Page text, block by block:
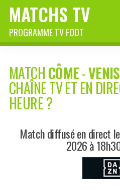
MATCHS TV
PROGRAMME TV FOOT
MATCHCÔME-
CHAÎNE TV ET EN
HEURE ?
Match diffusé en direct
2026 à